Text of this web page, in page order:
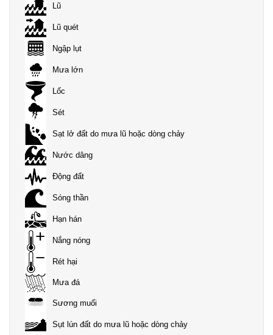
Lũ
Lũ quét
Ngập lụt
Mưa lớn
Lốc
Sét
Sạt lở đất do mưa lũ hoặc dòng chảy
Nước dâng
Động đất
Sóng thần
Hạn hán
Nắng nóng
Rét hại
Mưa đá
Sương muối
Sụt lún đất do mưa lũ hoặc dòng chảy